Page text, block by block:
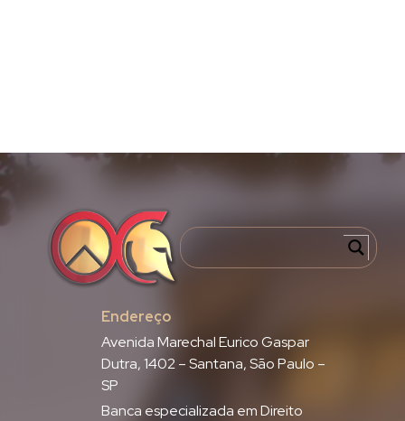
Endereço
Avenida Marechal Eurico Gaspar
Dutra, 1402 – Santana, São Paulo –
SP
Banca especializada em Direito